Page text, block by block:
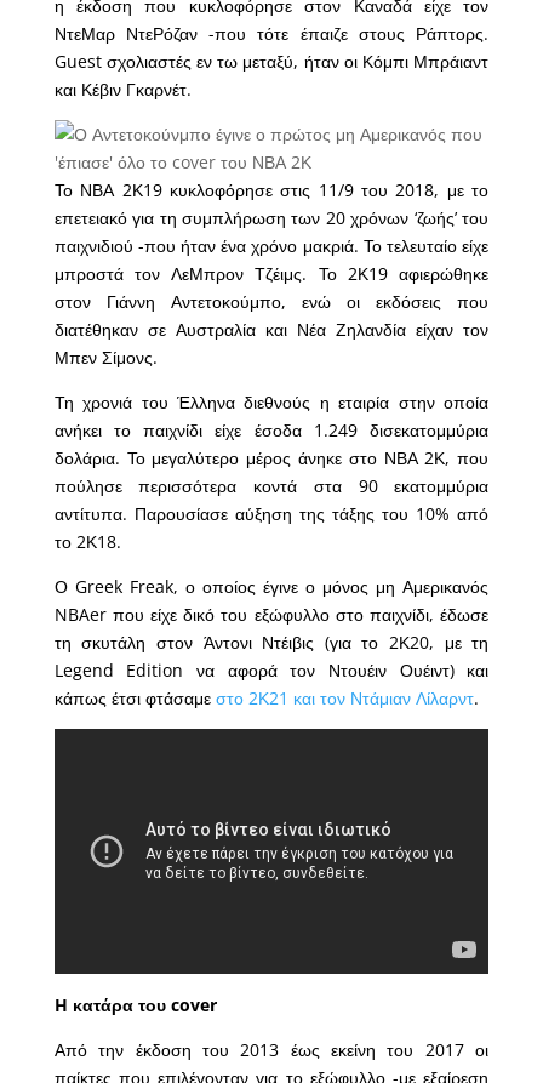
η έκδοση που κυκλοφόρησε στον Καναδά είχε τον
ΝτεΜαρ ΝτεΡόζαν -που τότε έπαιζε στους Ράπτορς.
Guest σχολιαστές εν τω μεταξύ, ήταν οι Κόμπι Μπράιαντ
και Κέβιν Γκαρνέτ.
Το ΝΒΑ 2Κ19 κυκλοφόρησε στις 11/9 του 2018, με το
επετειακό για τη συμπλήρωση των 20 χρόνων ‘ζωής’ του
παιχνιδιού -που ήταν ένα χρόνο μακριά. Το τελευταίο είχε
μπροστά τον ΛεΜπρον Τζέιμς. Το 2Κ19 αφιερώθηκε
στον Γιάννη Αντετοκούμπο, ενώ οι εκδόσεις που
διατέθηκαν σε Αυστραλία και Νέα Ζηλανδία είχαν τον
Μπεν Σίμονς.
Τη χρονιά του Έλληνα διεθνούς η εταιρία στην οποία
ανήκει το παιχνίδι είχε έσοδα 1.249 δισεκατομμύρια
δολάρια. Το μεγαλύτερο μέρος άνηκε στο ΝΒΑ 2Κ, που
πούλησε περισσότερα κοντά στα 90 εκατομμύρια
αντίτυπα. Παρουσίασε αύξηση της τάξης του 10% από
το 2Κ18.
Ο Greek Freak, ο οποίος έγινε ο μόνος μη Αμερικανός
NBAer που είχε δικό του εξώφυλλο στο παιχνίδι, έδωσε
τη σκυτάλη στον Άντονι Ντέιβις (για το 2Κ20, με τη
Legend Edition να αφορά τον Ντουέιν Ουέιντ) και
κάπως έτσι φτάσαμε στο 2Κ21 και τον Ντάμιαν Λίλαρντ.
H κατάρα του cover
Από την έκδοση του 2013 έως εκείνη του 2017 οι
παίκτες που επιλέγονταν για το εξώφυλλο -με εξαίρεση